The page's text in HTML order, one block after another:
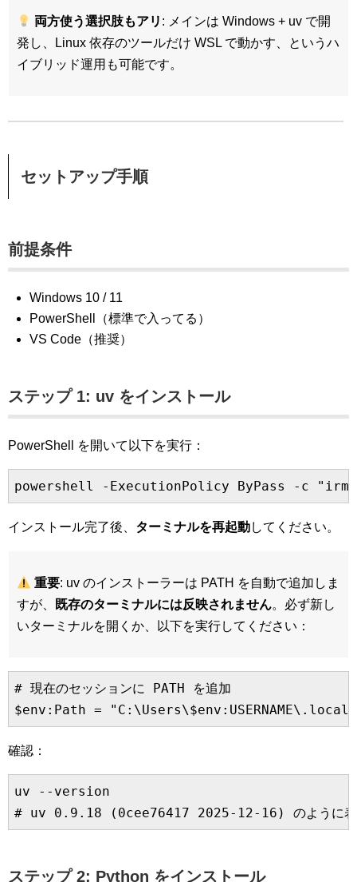
両方使う選択肢もアリ : メインは Windows + uv で開
発し、Linux 依存のツールだけ WSL で動かす、というハ
イブリッド運用も可能です。
セットアップ手順
前提条件
Windows 10 / 11
PowerShell（標準で入ってる）
VS Code（推奨）
ステップ 1: uv をインストール
PowerShell を開いて以下を実行：
インストール完了後、 ターミナルを再起動してください。
重要: uv のインストーラーは PATH を自動で追加しま
すが、
既存のターミナルには反映されません。必ず新し
いターミナルを開くか、以下を実行してください：
# 現在のセッションに PATH を追加
確認：
uv --version
ステップ 2: Python をインストール